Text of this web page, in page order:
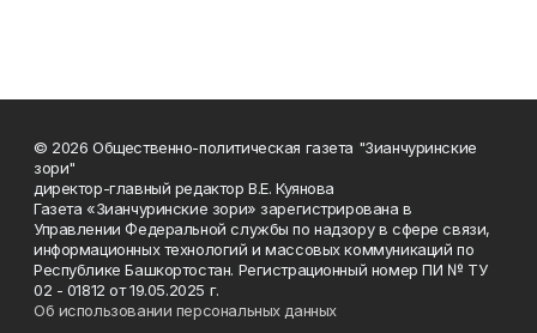
© 2026 Общественно-политическая газета "Зианчуринские
зори"
директор-главный редактор В.Е. Куянова
Газета «Зианчуринские зори» зарегистрирована в
Управлении Федеральной службы по надзору в сфере связи,
информационных технологий и массовых коммуникаций по
Республике Башкортостан. Регистрационный номер ПИ № ТУ
02 - 01812 от 19.05.2025 г.
Об использовании персональных данных